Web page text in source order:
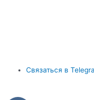
Связаться в